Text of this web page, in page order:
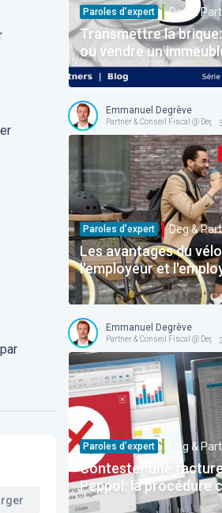
Paroles d’expert Deg &
Transmettre la
ou vendre un
enfants
Emmanuel Degrève
Partner & Conseil Fiscal @ Deg
Paroles d’expert Deg &
Les avantages du
l'employeur et
Belgique: le dossier
pour structurer
sans faux pas!
Emmanuel Degrève
Partner & Conseil Fiscal @ Deg
Paroles d’expert Deg &
Contester une
Peppol: la procédure
pour protéger votre